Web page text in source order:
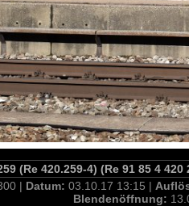
(Re 420.259-4) (Re 91 85 4
| Datum: 03.10.17 13:15 |
Blendenöffnung: